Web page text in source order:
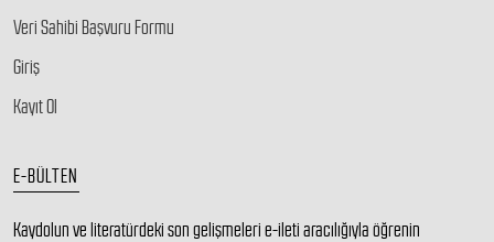
Veri Sahibi Başvuru Formu
Giriş
Kayıt Ol
E-BÜLTEN
Kaydolun ve literatürdeki son gelişmeleri e-ileti aracılığıyla öğrenin